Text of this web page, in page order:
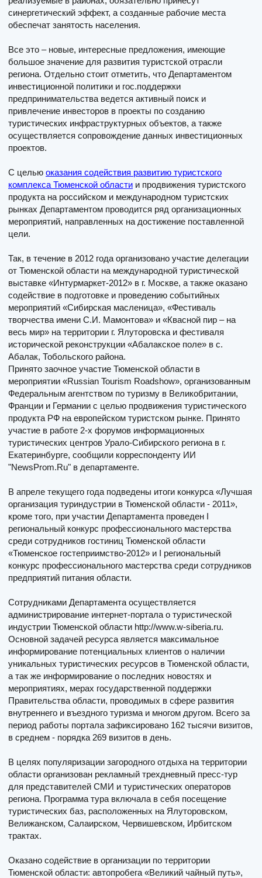
синергетический эффект, а созданные рабочие места
обеспечат занятость населения.
Все это – новые, интересные предложения, имеющие
большое значение для развития туристской отрасли
региона. Отдельно стоит отметить, что Департаментом
инвестиционной политики и гос.поддержки
предпринимательства ведется активный поиск и
привлечение инвесторов в проекты по созданию
туристических инфраструктурных объектов, а также
осуществляется сопровождение данных инвестиционных
проектов.
С целью оказания содействия развитию туристского
комплекса Тюменской области и продвижения туристского
продукта на российском и международном туристских
рынках Департаментом проводится ряд организационных
мероприятий, направленных на достижение поставленной
цели.
Так, в течение в 2012 года организовано участие делегации
от Тюменской области на международной туристической
выставке «Интурмаркет-2012» в г. Москве, а также оказано
содействие в подготовке и проведению событийных
мероприятий «Сибирская масленица», «Фестиваль
творчества имени С.И. Мамонтова» и «Квасной пир – на
весь мир» на территории г. Ялуторовска и фестиваля
исторической реконструкции «Абалакское поле» в с.
Абалак, Тобольского района.
Принято заочное участие Тюменской области в
мероприятии «Russian Tourism Roadshow», организованным
Федеральным агентством по туризму в Великобритании,
Франции и Германии с целью продвижения туристического
продукта РФ на европейском туристском рынке. Принято
участие в работе 2-х форумов информационных
туристических центров Урало-Сибирского региона в г.
Екатеринбурге, сообщили корреспонденту ИИ
"NewsProm.Ru" в департаменте.
В апреле текущего года подведены итоги конкурса «Лучшая
организация туриндустрии в Тюменской области - 2011»,
кроме того, при участии Департамента проведен I
региональный конкурс профессионального мастерства
среди сотрудников гостиниц Тюменской области
«Тюменское гостеприимство-2012» и I региональный
конкурс профессионального мастерства среди сотрудников
предприятий питания области.
Сотрудниками Департамента осуществляется
администрирование интернет-портала о туристической
индустрии Тюменской области http://www.w-siberia.ru.
Основной задачей ресурса является максимальное
информирование потенциальных клиентов о наличии
уникальных туристических ресурсов в Тюменской области,
а так же информирование о последних новостях и
мероприятиях, мерах государственной поддержки
Правительства области, проводимых в сфере развития
внутреннего и въездного туризма и многом другом. Всего за
период работы портала зафиксировано 162 тысячи визитов,
в среднем - порядка 269 визитов в день.
В целях популяризации загородного отдыха на территории
области организован рекламный трехдневный пресс-тур
для представителей СМИ и туристических операторов
региона. Программа тура включала в себя посещение
туристических баз, расположенных на Ялуторовском,
Велижанском, Салаирском, Червишевском, Ирбитском
трактах.
Оказано содействие в организации по территории
Тюменской области: автопробега «Великий чайный путь»,